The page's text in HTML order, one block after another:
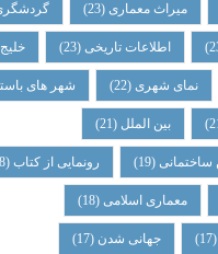
معماری (23) گردشگری (23)
اطلاعات تاریخی(23) خلیج فارس(23)
شهری(22) شهر های باستانی (21)
بین الملل(21)
(19) رونمایی از کتاب (18)
اسلامی(18)
جهانی شدن(17)